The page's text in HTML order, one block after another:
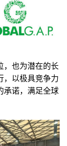
，也为潜在的长
，以极具竞争力
承诺，满足全球